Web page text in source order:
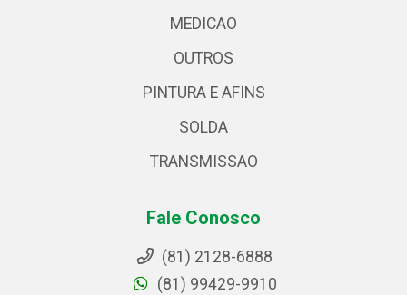
MEDICAO
OUTROS
PINTURA E AFINS
SOLDA
TRANSMISSAO
Fale Conosco
(81) 2128-6888
(81) 99429-9910